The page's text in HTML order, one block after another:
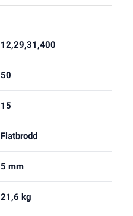
12,29,31,400
50
15
Flatbrodd
5 mm
21,6 kg